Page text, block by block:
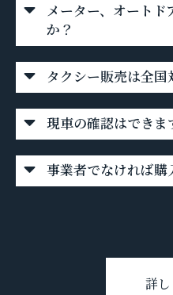
メーター、オートド
か？
タクシー販売は全国
現車の確認はできま
事業者でなければ購
詳